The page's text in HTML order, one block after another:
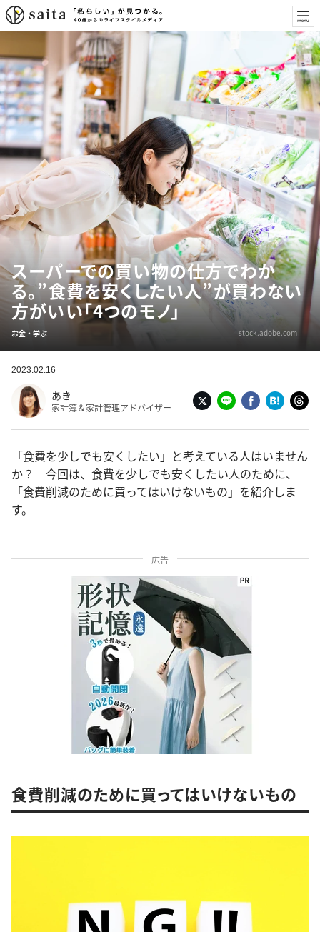
スーパーでの買い物の仕方でわか
る。”食費を安くしたい人”が買わない
方がいい「4つのモノ」
お金・学ぶ stock.adobe.com
2023.02.16
あき
家計簿＆家計管理アドバイザー
「食費を少しでも安くしたい」と考えている人はいません
か？ 今回は、食費を少しでも安くしたい人のために、
「食費削減のために買ってはいけないもの」を紹介しま
す。
広告
食費削減のために買ってはいけないもの